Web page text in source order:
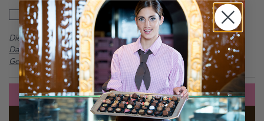
Passwort anzeigen
Dieses Formular ist durch reCAPTCHA geschützt -Google
Datenschutzbestimmungenund
Allgemeine
Geschäftsbedingungen
Anmelden
Passwort vergessen?